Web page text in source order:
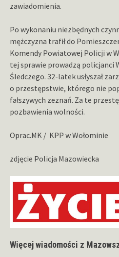
zawiadomienia.
Po wykonaniu niezbędnych
mężczyzna trafił do
Komendy Powiatowej Policji w
tej sprawie prowadzą policjanci
Śledczego. 32-latek usłyszał
o przestępstwie, którego nie
fałszywych zeznań. Za te
pozbawienia wolności.
Oprac.MK / KPP w Wołominie
zdjęcie Policja Mazowiecka
Więcej wiadomości z